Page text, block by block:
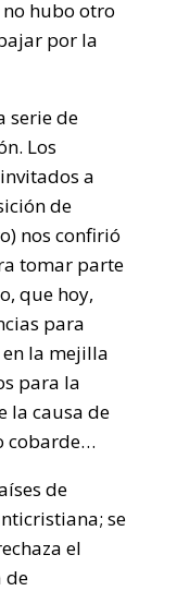
hubo otro
por la
serie de
Los
a
de
nos confirió
tomar parte
que hoy,
para
en la mejilla
para la
la causa de
cobarde…
de
se
el
de